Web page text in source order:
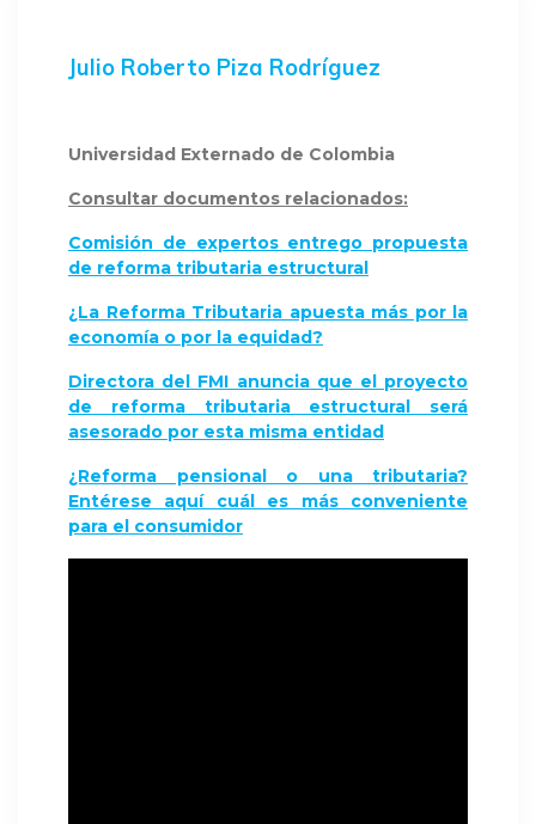
Julio Roberto Piza Rodríguez
Universidad Externado de Colombia
Consultar documentos relacionados:
Comisión de expertos entrego propuesta
de reforma tributaria estructural
¿La Reforma Tributaria apuesta más por la
economía o por la equidad?
Directora del FMI anuncia que el proyecto
de reforma tributaria estructural será
asesorado por esta misma entidad
¿Reforma pensional o una tributaria?
Entérese aquí cuál es más conveniente
para el consumidor